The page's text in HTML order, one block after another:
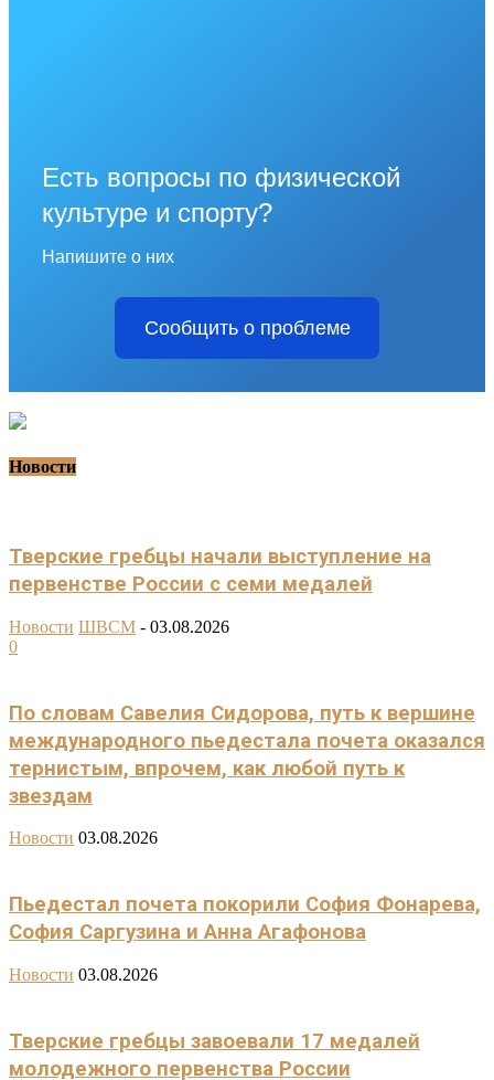
Есть вопросы по физической
культуре и спорту?
Напишите о них
Сообщить о проблеме
Новости
Тверские гребцы начали выступление на
первенстве России с семи медалей
Новости ШВСМ - 03.08.2026
0
По словам Савелия Сидорова, путь к вершине
международного пьедестала почета оказался
тернистым, впрочем, как любой путь к
звездам
Новости 03.08.2026
Пьедестал почета покорили София Фонарева,
София Саргузина и Анна Агафонова
Новости 03.08.2026
Тверские гребцы завоевали 17 медалей
молодежного первенства России